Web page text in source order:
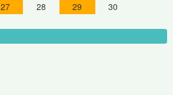
27 28 29 30